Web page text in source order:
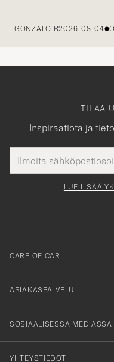
GONZALO B2026-08-04
TILAA
Inspiraatiota ja
tieto
Tack
för
dig
till
vårt
nyhetsbrev!
LUE LISÄÄ
CARE OF CARL
ASIAKASPALVELU
SOSIAALISESSA MEDIASSA
YHTEYSTIEDOT